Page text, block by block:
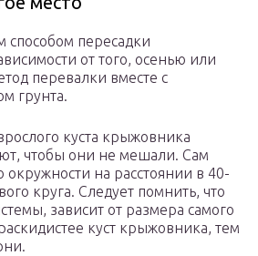
пересадки
от того, осенью или
перевалки вместе с
грунта.
куста крыжовника
чтобы они не мешали. Сам
окружности на расстоянии в 40-
круга. Следует помнить, что
зависит от размера самого
куст крыжовника, тем